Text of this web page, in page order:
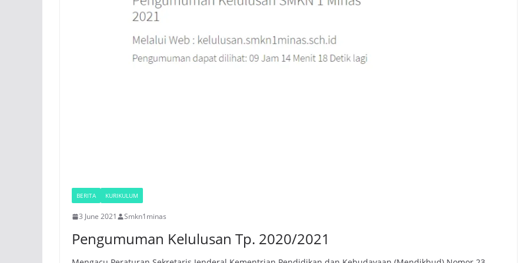
BERITA KURIKULUM
3 June 2021 Smkn1minas
Pengumuman Kelulusan Tp. 2020/2021